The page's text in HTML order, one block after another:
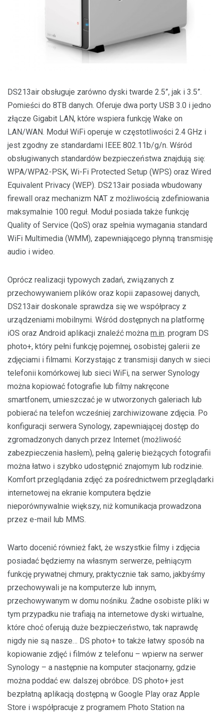
DS213air obsługuje zarówno dyski twarde 2.5”, jak i 3.5”.
Pomieści do 8TB danych. Oferuje dwa porty USB 3.0 i jedno
złącze Gigabit LAN, które wspiera funkcję Wake on
LAN/WAN. Moduł WiFi operuje w częstotliwości 2.4 GHz i
jest zgodny ze standardami IEEE 802.11b/g/n. Wśród
obsługiwanych standardów bezpieczeństwa znajdują się:
WPA/WPA2-PSK, Wi-Fi Protected Setup (WPS) oraz Wired
Equivalent Privacy (WEP). DS213air posiada wbudowany
firewall oraz mechanizm NAT z możliwością zdefiniowania
maksymalnie 100 reguł. Moduł posiada także funkcję
Quality of Service (QoS) oraz spełnia wymagania standard
WiFi Multimedia (WMM), zapewniającego płynną transmisję
audio i wideo.
Oprócz realizacji typowych zadań, związanych z
przechowywaniem plików oraz kopii zapasowej danych,
DS213air doskonale sprawdza się we współpracy z
urządzeniami mobilnymi. Wśród dostępnych na platformę
iOS oraz Android aplikacji znaleźć można m.in. program DS
photo+, który pełni funkcję pojemnej, osobistej galerii ze
zdjęciami i filmami. Korzystając z transmisji danych w sieci
telefonii komórkowej lub sieci WiFi, na serwer Synology
można kopiować fotografie lub filmy nakręcone
smartfonem, umieszczać je w utworzonych galeriach lub
pobierać na telefon wcześniej zarchiwizowane zdjęcia. Po
konfiguracji serwera Synology, zapewniającej dostęp do
zgromadzonych danych przez Internet (możliwość
zabezpieczenia hasłem), pełną galerię bieżących fotografii
można łatwo i szybko udostępnić znajomym lub rodzinie.
Komfort przeglądania zdjęć za pośrednictwem przeglądarki
internetowej na ekranie komputera będzie
nieporównywalnie większy, niż komunikacja prowadzona
przez e-mail lub MMS.
Warto docenić również fakt, że wszystkie filmy i zdjęcia
posiadać będziemy na własnym serwerze, pełniącym
funkcję prywatnej chmury, praktycznie tak samo, jakbyśmy
przechowywali je na komputerze lub innym,
przechowywanym w domu nośniku. Żadne osobiste pliki w
tym przypadku nie trafiają na internetowe dyski wirtualne,
które choć oferują duże bezpieczeństwo, tak naprawdę
nigdy nie są nasze… DS photo+ to także łatwy sposób na
kopiowanie zdjęć i filmów z telefonu – wpierw na serwer
Synology – a następnie na komputer stacjonarny, gdzie
można poddać ew. dalszej obróbce. DS photo+ jest
bezpłatną aplikacją dostępną w Google Play oraz Apple
Store i współpracuje z programem Photo Station na